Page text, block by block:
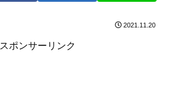
2021.11.20
スポンサーリンク